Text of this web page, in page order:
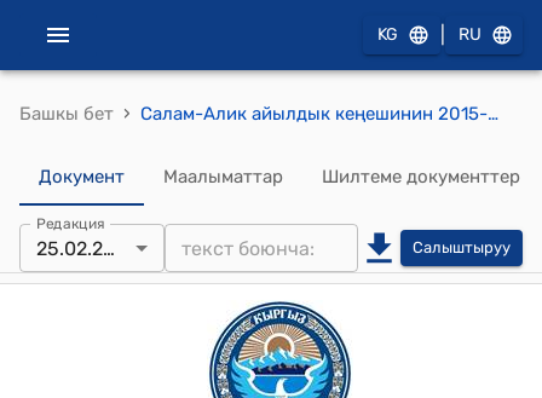
KG RU
Башкы бет › Салам-Алик айылдык кеңешинин 2015-жылдын 25-февралындагы № 153 "Салам-Алик айыл өкмөтүнүн участкалык инспекторуна милициянын таяныч пунктуна жана Кызыл-Чарба айылынын тургуну Исмаилов Саматка спорттун түрү-күрөш боюнча Москва шаарына мелдешке катышууга жол чыгымына акча бөлүү жөнүндө" токтому
Документ Маалыматтар Шилтеме документтер
Редакция
25.02.2015 Салыштыруу